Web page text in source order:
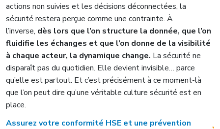
actions non suivies et les décisions déconnectées, la
sécurité restera perçue comme une contrainte. À
l’inverse, dès lors que l’on structure la donnée, que l’on
fluidifie les échanges et que l’on donne de la visibilité
à chaque acteur, la dynamique change. La sécurité ne
disparaît pas du quotidien. Elle devient invisible… parce
qu’elle est partout. Et c’est précisément à ce moment-là
que l’on peut dire qu’une véritable culture sécurité est en
place.
Assurez votre conformité HSE et une prévention